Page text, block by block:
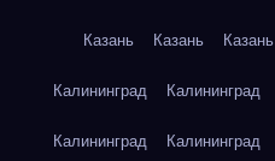
Казань Казань Казань
Калининград Калининград
Калининград Калининград